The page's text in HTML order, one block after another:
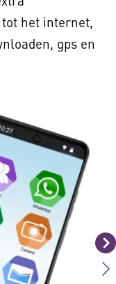
het internet,
gps en